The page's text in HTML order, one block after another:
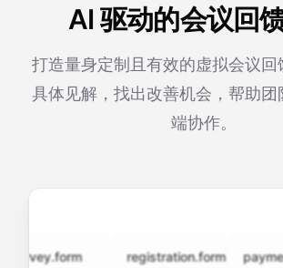
AI 驱动的会议回
打造量身定制且有效的虚拟会议回
具体见解，找出改善机会，帮助团
端协作。
registration.form